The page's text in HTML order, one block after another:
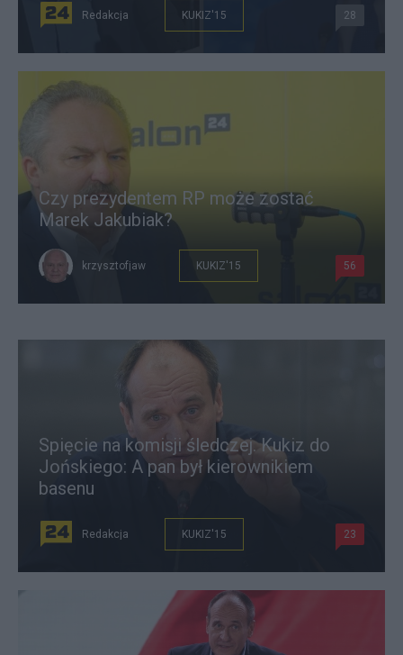
Redakcja KUKIZ'15 28
Czy prezydentem RP może zostać
Marek Jakubiak?
krzysztofjaw KUKIZ'15 56
Spięcie na komisji śledczej. Kukiz do
Jońskiego: A pan był kierownikiem
basenu
Redakcja KUKIZ'15 23